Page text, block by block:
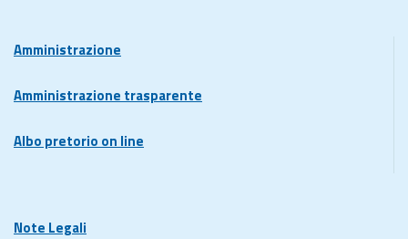
Amministrazione
Amministrazione trasparente
Albo pretorio on line
Note Legali